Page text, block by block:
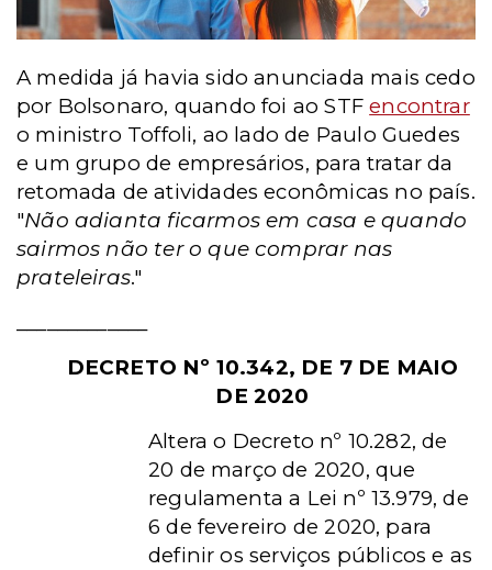
A medida já havia sido anunciada mais cedo
por Bolsonaro, quando foi ao STFencontrar
o ministro Toffoli, ao lado de Paulo Guedes
e um grupo de empresários, para tratar da
retomada de atividades econômicas no país.
"Não adianta ficarmos em casa e quando
sairmos não ter o que comprar nas
prateleiras."
DECRETO Nº 10.342, DE 7 DE MAIO
DE 2020
Altera o Decreto nº 10.282, de
20 de março de 2020, que
regulamenta a Lei nº 13.979, de
6 de fevereiro de 2020, para
definir os serviços públicos e as